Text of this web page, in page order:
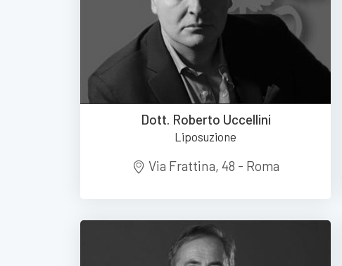
Dott. Roberto Uccellini
Liposuzione
Via Frattina, 48 - Roma